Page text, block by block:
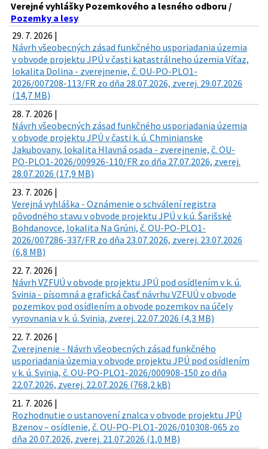
Verejné vyhlášky Pozemkového a lesného odboru /
Pozemky a lesy
29. 7. 2026 |
Návrh všeobecných zásad funkčného usporiadania územia
v obvode projektu JPÚ v časti katastrálneho územia Víťaz,
lokalita Dolina - zverejnenie, č. OU-PO-PLO1-
2026/007208-113/FR zo dňa 28.07.2026, zverej. 29.07.2026
(14,7 MB)
28. 7. 2026 |
Návrh všeobecných zásad funkčného usporiadania územia
v obvode projektu JPÚ v časti k. ú. Chminianske
Jakubovany, lokalita Hlavná osada - zverejnenie, č. OU-
PO-PLO1-2026/009926-110/FR zo dňa 27.07.2026, zverej.
28.07.2026 (17,9 MB)
23. 7. 2026 |
Verejná vyhláška - Oznámenie o schválení registra
pôvodného stavu v obvode projektu JPÚ v k.ú. Šarišské
Bohdanovce, lokalita Na Grúni, č. OU-PO-PLO1-
2026/007286-337/FR zo dňa 23.07.2026, zverej. 23.07.2026
(6,8 MB)
22. 7. 2026 |
Návrh VZFUÚ v obvode projektu JPÚ pod osídlením v k. ú.
Svinia - písomná a grafická časť návrhu VZFUÚ v obvode
pozemkov pod osídlením a obvode pozemkov na účely
vyrovnania v k. ú. Svinia, zverej. 22.07.2026 (4,3 MB)
22. 7. 2026 |
Zverejnenie - Návrh všeobecných zásad funkčného
usporiadania územia v obvode projektu JPÚ pod osídlením
v k. ú. Svinia, č. OU-PO-PLO1-2026/000908-150 zo dňa
22.07.2026, zverej. 22.07.2026 (768,2 kB)
21. 7. 2026 |
Rozhodnutie o ustanovení znalca v obvode projektu JPÚ
Bzenov – osídlenie, č. OU-PO-PLO1-2026/010308-065 zo
dňa 20.07.2026, zverej. 21.07.2026 (1,0 MB)